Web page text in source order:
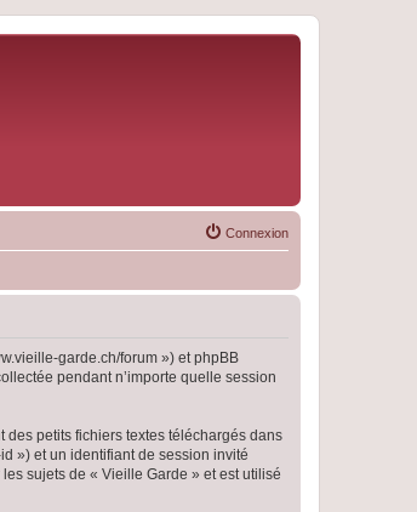
Connexion
garde.ch/forum ») et phpBB
pendant n’importe quelle session
petits fichiers textes téléchargés dans
») et un identifiant de session invité
sujets de « Vieille Garde » et est utilisé